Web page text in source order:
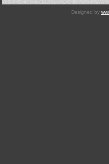
Designed by